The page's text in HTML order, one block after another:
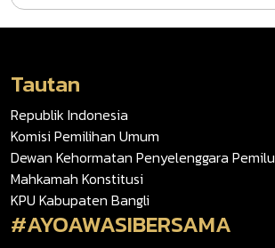
Tautan
Republik Indonesia
Komisi Pemilihan Umum
Dewan Kehormatan Penyelenggara Pemilu
Mahkamah Konstitusi
KPU Kabupaten Bangli
#AYOAWASIBERSAMA